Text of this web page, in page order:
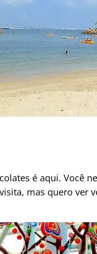
é aqui. Você
mas quero ver